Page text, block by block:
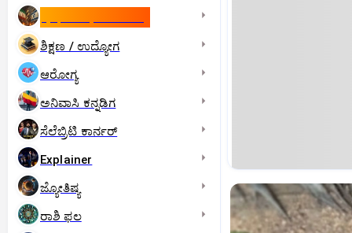
ಶಿಕ್ಷಣ / ಉದ್ಯೋಗ
ಆರೋಗ್ಯ
ಅನಿವಾಸಿ ಕನ್ನಡಿಗ
ಸೆಲೆಬ್ರಿಟಿ ಕಾರ್ನರ್‌
Explainer
ಜ್ಯೋತಿಷ್ಯ
ರಾಶಿ ಫಲ